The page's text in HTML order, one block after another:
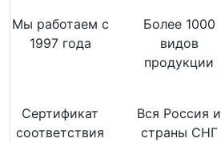
Мы работаем с
1997 года
Более 1000
видов
продукции
Сертификат
соответствия
Вся Россия и
страны СНГ